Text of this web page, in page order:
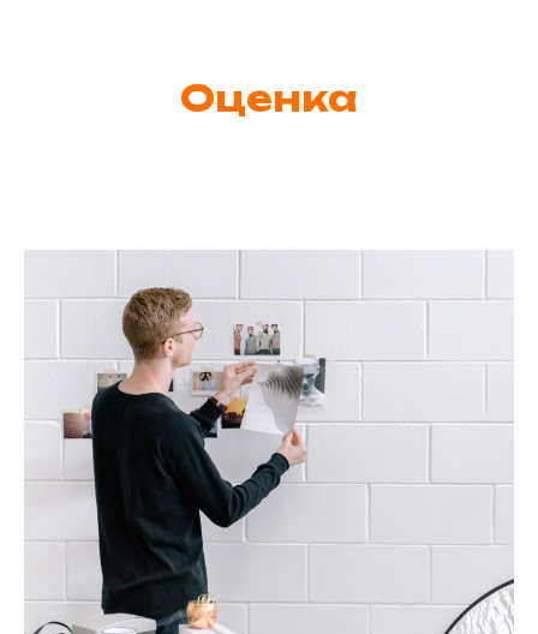
Оценка